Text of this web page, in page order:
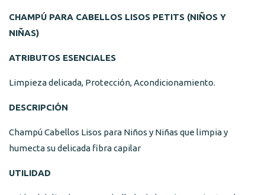
CHAMPÚ PARA CABELLOS LISOS PETITS (NIÑOS Y
NIÑAS)
ATRIBUTOS ESENCIALES
Limpieza delicada, Protección, Acondicionamiento.
DESCRIPCIÓN
Champú Cabellos Lisos para Niños y Niñas que limpia y
humecta su delicada fibra capilar
UTILIDAD